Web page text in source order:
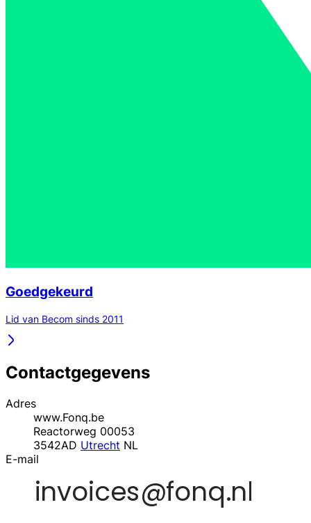
Goedgekeurd
Lid van Becom sinds 2011
Contactgegevens
Adres
www.Fonq.be
Reactorweg 00053
3542AD Utrecht NL
E-mail